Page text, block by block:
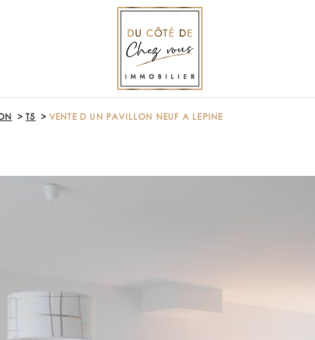
T5 VENTE D UN PAVILLON NEUF A LEPINE